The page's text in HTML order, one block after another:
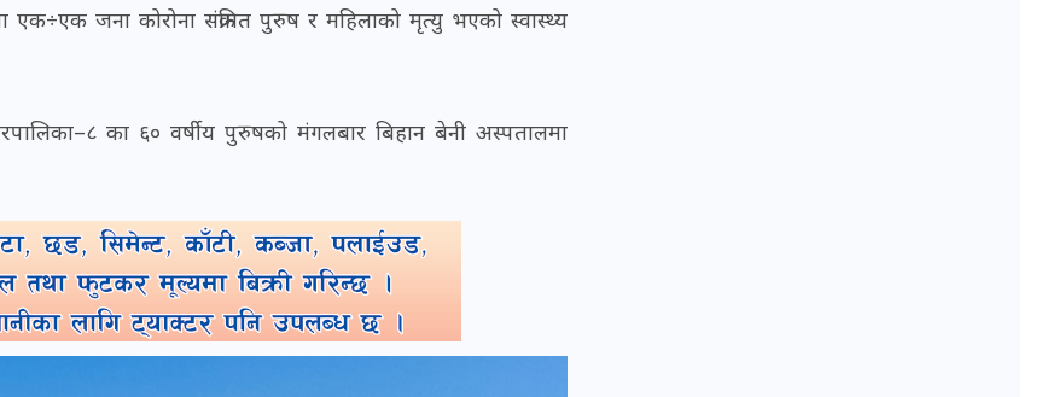
जना कोरोना संक्रमित पुरुष र महिलाको मृत्यु भएको स्वास्थ्य
का ६० वर्षीय पुरुषको मंगलबार बिहान बेनी अस्पतालमा